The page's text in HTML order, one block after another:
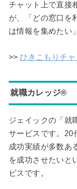
チャット上で直接
が、「どの窓口を
は情報を集めたい
>> ひきこもりチ
就職カレッジ®
ジェイックの「就
サービスです。20
成功実績が多数あ
を成功させたいと
ビスです。